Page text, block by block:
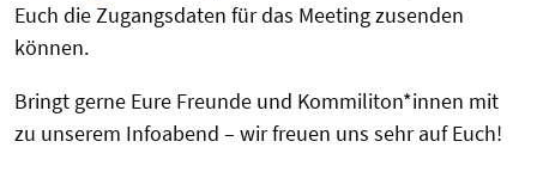
Euch die Zugangsdaten für das Meeting zusenden
können.
Bringt gerne Eure Freunde und Kommiliton*innen mit
zu unserem Infoabend – wir freuen uns sehr auf Euch!